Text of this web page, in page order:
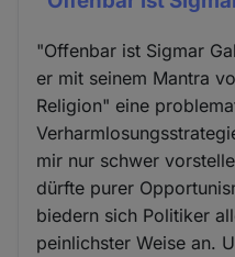
"Offenbar ist Sigmar
er mit seinem Mantra
Religion" eine
mir nur schwer
dürfte purer
biedern sich Politiker
peinlichster Weise an.